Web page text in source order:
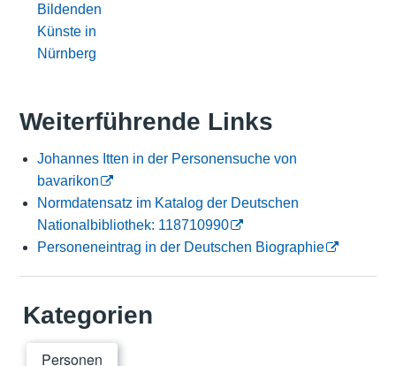
Bildenden
Künste in
Nürnberg
Weiterführende Links
Johannes Itten in der Personensuche von
bavarikon
Normdatensatz im Katalog der Deutschen
Nationalbibliothek: 118710990
Personeneintrag in der Deutschen Biographie
Kategorien
Personen